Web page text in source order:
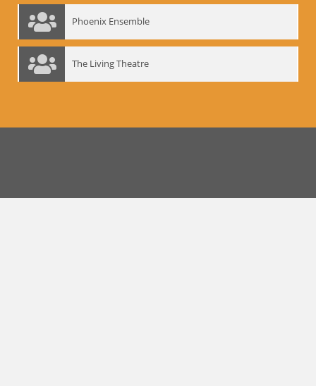
Phoenix Ensemble
The Living Theatre